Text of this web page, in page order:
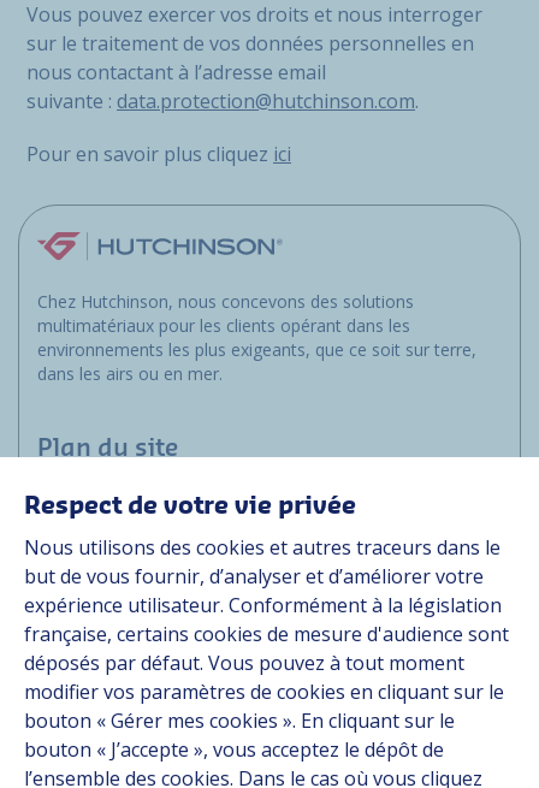
Vous pouvez exercer vos droits et nous interroger
sur le traitement de vos données personnelles en
nous contactant à l’adresse email
suivante : data.protection@hutchinson.com.
Pour en savoir plus cliquez ici
Chez Hutchinson, nous concevons des solutions
multimatériaux pour les clients opérant dans les
environnements les plus exigeants, que ce soit sur terre,
dans les airs ou en mer.
Plan du site
Marchés
Solutions
Ressources
À propos
Carrière
Contact
Suivez-nous
Respect de votre vie privée
Nous utilisons des cookies et autres traceurs dans le
but de vous fournir, d’analyser et d’améliorer votre
expérience utilisateur. Conformément à la législation
française, certains cookies de mesure d'audience sont
déposés par défaut. Vous pouvez à tout moment
modifier vos paramètres de cookies en cliquant sur le
bouton « Gérer mes cookies ». En cliquant sur le
bouton « J’accepte », vous acceptez le dépôt de
l’ensemble des cookies. Dans le cas où vous cliquez